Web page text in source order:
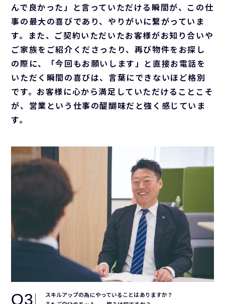
んで良かった」と言っていただける瞬間が、この仕
事の最大の喜びであり、やりがいに繋がっていま
す。また、ご契約いただいたお客様がお知り合いや
ご家族をご紹介くださったり、再び物件をお探し
の際に、「今回もお願いします」と直接お電話を
いただく瞬間の喜びは、言葉にできないほど格別
です。お客様に心から満足していただけることこそ
が、営業という仕事の醍醐味だと強く感じていま
す。
Q3
スキルアップの為にやっていることはありますか？